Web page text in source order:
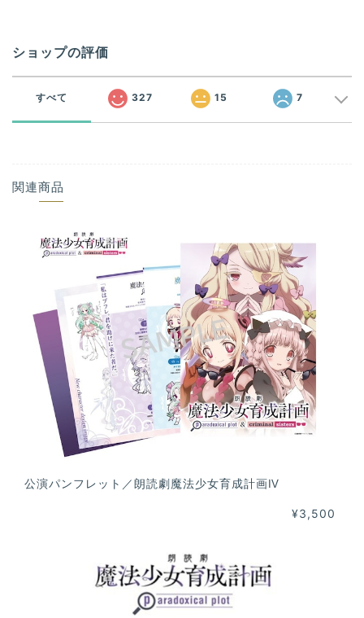
ショップの評価
すべて 327 15 7
関連商品
公演パンフレット／朗読劇魔法少女育成計画Ⅳ
¥3,500